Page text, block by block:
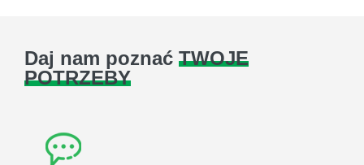
Daj nam poznać TWOJE
POTRZEBY